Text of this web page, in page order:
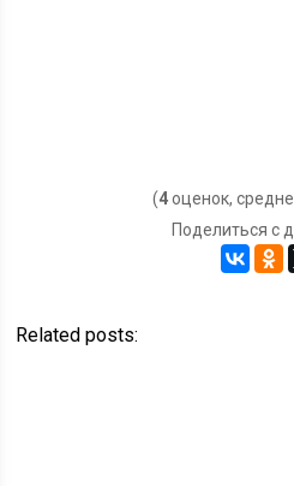
(4оценок,
Поделиться с
Related posts: